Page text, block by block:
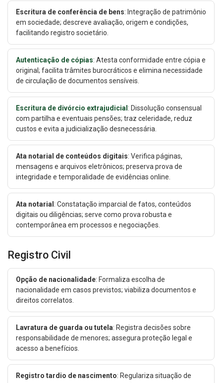
Escritura de conferência de bens: Integração de patrimônio
em sociedade; descreve avaliação, origem e condições,
facilitando registro societário.
Autenticação de cópias: Atesta conformidade entre cópia e
original; facilita trâmites burocráticos e elimina necessidade
de circulação de documentos sensíveis.
Escritura de divórcio extrajudicial : Dissolução consensual
com partilha e eventuais pensões; traz celeridade, reduz
custos e evita a judicialização desnecessária.
Ata notarial de conteúdos digitais: Verifica páginas,
mensagens e arquivos eletrônicos; preserva prova de
integridade e temporalidade de evidências online.
Ata notarial : Constatação imparcial de fatos, conteúdos
digitais ou diligências; serve como prova robusta e
contemporânea em processos e negociações.
Registro Civil
Opção de nacionalidade: Formaliza escolha de
nacionalidade em casos previstos; viabiliza documentos e
direitos correlatos.
Lavratura de guarda ou tutela: Registra decisões sobre
responsabilidade de menores; assegura proteção legal e
acesso a benefícios.
Registro tardio de nascimento: Regulariza situação de